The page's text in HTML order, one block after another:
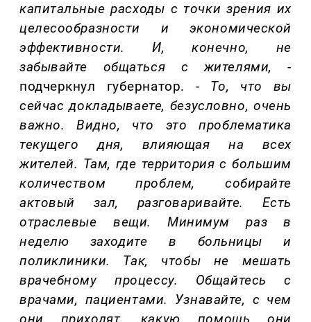
капитальные расходы с точки зрения их
целесообразности и экономической
эффективности. И, конечно, не
забывайте общаться с жителями,-
подчеркнул губернатор. - То, что вы
сейчас докладываете, безусловно, очень
важно.Видно, что этопроблематика
текущего дня, влияющая на всех
жителей. Там, где территория с большим
количеством проблем, собирайте
актовый зал, разговаривайте. Есть
отраслевые вещи.Минимум
раз в
неделю заходите в больницы и
поликлиники. Так, чтобы не мешать
врачебному процессу. Общайтесь с
врачами, пациентами. Узнавайте, с чем